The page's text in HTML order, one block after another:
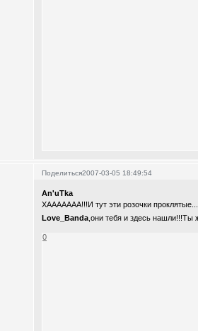
Поделиться2007-03-05 18:49:54
An'uTka
ХААААААА!!!И тут эти розочки
Love_Banda,они тебя и здесь
0